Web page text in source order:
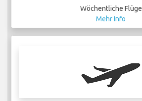
Wöchentliche Flüge
Mehr Info